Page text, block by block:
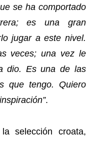
se ha comportado
es una gran
jugar a este nivel.
veces; una vez le
dio. Es una de las
que tengo. Quiero
.
selección croata,